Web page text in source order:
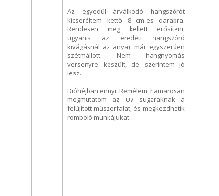
Az egyedül árválkodó hangszórót
kicseréltem kettő 8 cm-es darabra.
Rendesen meg kellett erősíteni,
ugyanis az eredeti hangszóró
kivágásnál az anyag már egyszerűen
szétmállott. Nem hangnyomás
versenyre készült, de szerintem jó
lesz.
Dióhéjban ennyi. Remélem, hamarosan
megmutatom az UV sugaraknak a
felújított műszerfalat, és megkezdhetik
romboló munkájukat.